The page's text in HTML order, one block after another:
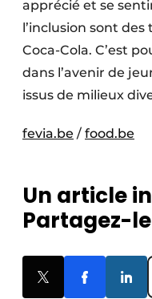
apprécié et se
l’inclusion sont
Coca-Cola. C’est
dans l’avenir de
issus de milieux
fevia.be / food.be
Un article
Partagez-